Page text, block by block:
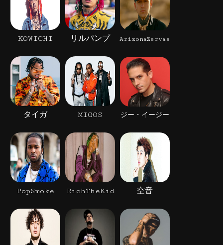
KOWICHI リルパンプ ArizonaZervas
タイガ MIGOS ジー・イージー
PopSmoke RichTheKid 空音